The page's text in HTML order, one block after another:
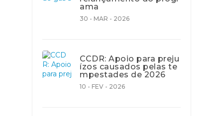
ama
30 - MAR - 2026
CCDR: Apoio para preju
ízos causados pelas te
mpestades de 2026
10 - FEV - 2026